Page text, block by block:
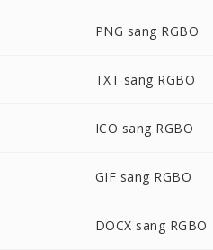
PNG sang RGBO
TXT sang RGBO
ICO sang RGBO
GIF sang RGBO
DOCX sang RGBO